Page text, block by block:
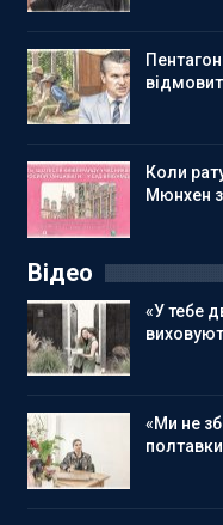
Коли
Мюнхен
Відео
«У тебе
«Ми не